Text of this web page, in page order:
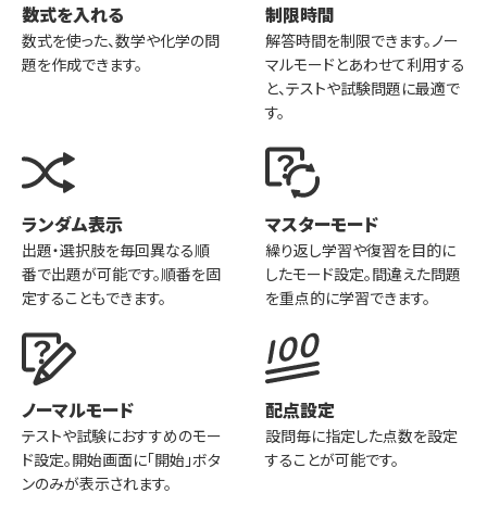
数式を入れる
数式を使った、数学や化学の問
題を作成できます。
制限時間
解答時間を制限できます。ノー
マルモードとあわせて利用する
と、テストや試験問題に最適で
す。
ランダム表示
出題・選択肢を毎回異なる順
番で出題が可能です。順番を固
定することもできます。
マスターモード
繰り返し学習や復習を目的に
したモード設定。間違えた問題
を重点的に学習できます。
ノーマルモード
テストや試験におすすめのモー
ド設定。開始画面に「開始」ボタ
ンのみが表示されます。
配点設定
設問毎に指定した点数を設定
することが可能です。